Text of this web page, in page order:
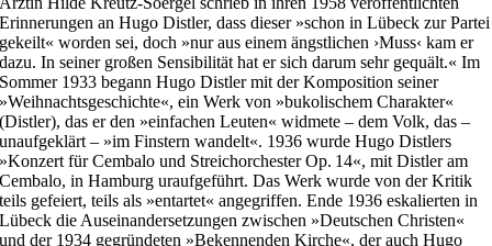
Erinnerungen an Hugo Distler, dass dieser »schon in Lübeck zur Partei
gekeilt« worden sei, doch »nur aus einem ängstlichen ›Muss‹ kam er
dazu. In seiner großen Sensibilität hat er sich darum sehr gequält.« Im
Sommer 1933 begann Hugo Distler mit der Komposition seiner
»Weihnachtsgeschichte«, ein Werk von »bukolischem Charakter«
(Distler), das er den »einfachen Leuten« widmete – dem Volk, das –
unaufgeklärt – »im Finstern wandelt«. 1936 wurde Hugo Distlers
»Konzert für Cembalo und Streichorchester Op. 14«, mit Distler am
Cembalo, in Hamburg uraufgeführt. Das Werk wurde von der Kritik
teils gefeiert, teils als »entartet« angegriffen. Ende 1936 eskalierten in
Lübeck die Auseinandersetzungen zwischen »Deutschen Christen«
und der 1934 gegründeten »Bekennenden Kirche«, der auch Hugo